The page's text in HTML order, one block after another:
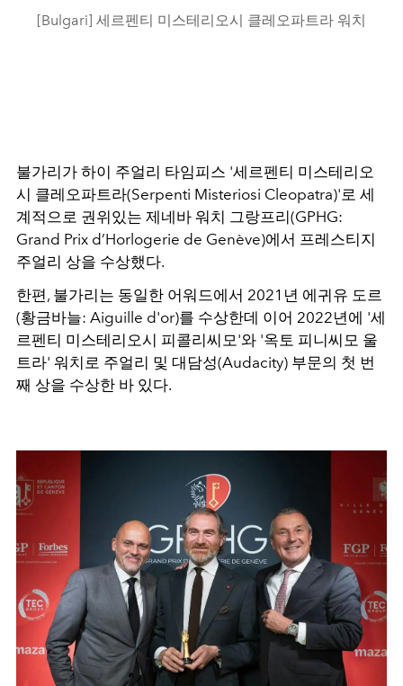
[Bulgari] 세르펜티 미스테리오시 클레오파트라 워치
불가리가 하이 주얼리 타임피스 '세르펜티 미스테리오
시 클레오파트라(Serpenti Misteriosi Cleopatra)'로 세
계적으로 권위있는 제네바 워치 그랑프리(GPHG:
Grand Prix d’Horlogerie de Genève)에서 프레스티지
주얼리 상을 수상했다.
한편, 불가리는 동일한 어워드에서 2021년 에귀유 도르
(황금바늘: Aiguille d'or)를 수상한데 이어 2022년에 '세
르펜티 미스테리오시 피콜리씨모'와 '옥토 피니씨모 울
트라' 워치로 주얼리 및 대담성(Audacity) 부문의 첫 번
째 상을 수상한 바 있다.